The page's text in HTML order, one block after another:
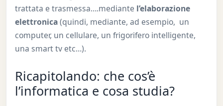
trattata e trasmessa….mediante l’elaborazione
elettronica(quindi, mediante, ad esempio, un
computer, un cellulare, un frigorifero intelligente,
una smart tv etc…).
Ricapitolando: che cos’è
l’informatica e cosa studia?